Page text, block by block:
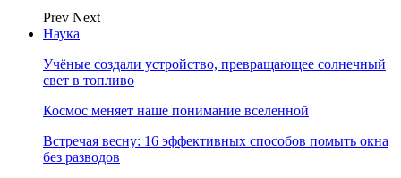
Prev Next
Наука
Учёные создали устройство, превращающее солнечный
свет в топливо
Космос меняет наше понимание вселенной
Встречая весну: 16 эффективных способов помыть окна
без разводов